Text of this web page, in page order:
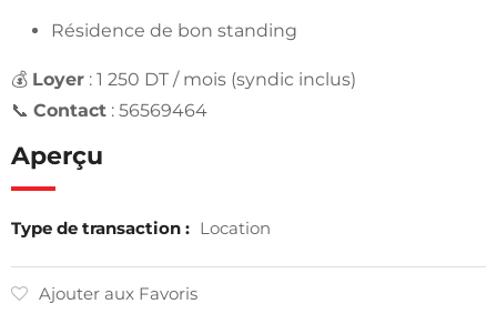
Résidence de bon standing
💰 Loyer : 1 250 DT / mois (syndic inclus)
📞 Contact : 56569464
Aperçu
Type de transaction : Location
Ajouter aux Favoris